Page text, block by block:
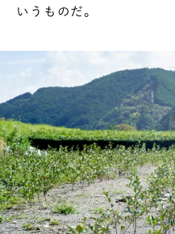
いうものだ。